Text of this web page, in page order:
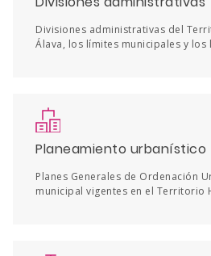
Divisiones administrativas del
Álava, los límites municipales y los
Planeamiento urbanístico
Planes Generales de Ordenación
municipal vigentes en el Territorio